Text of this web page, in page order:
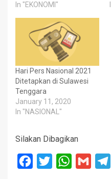
In "EKONOMI"
Hari Pers Nasional 2021
Ditetapkan di Sulawesi
Tenggara
January 11, 2020
In "NASIONAL"
Silakan Dibagikan
Facebook
Twitter WhatsApp
Gmail